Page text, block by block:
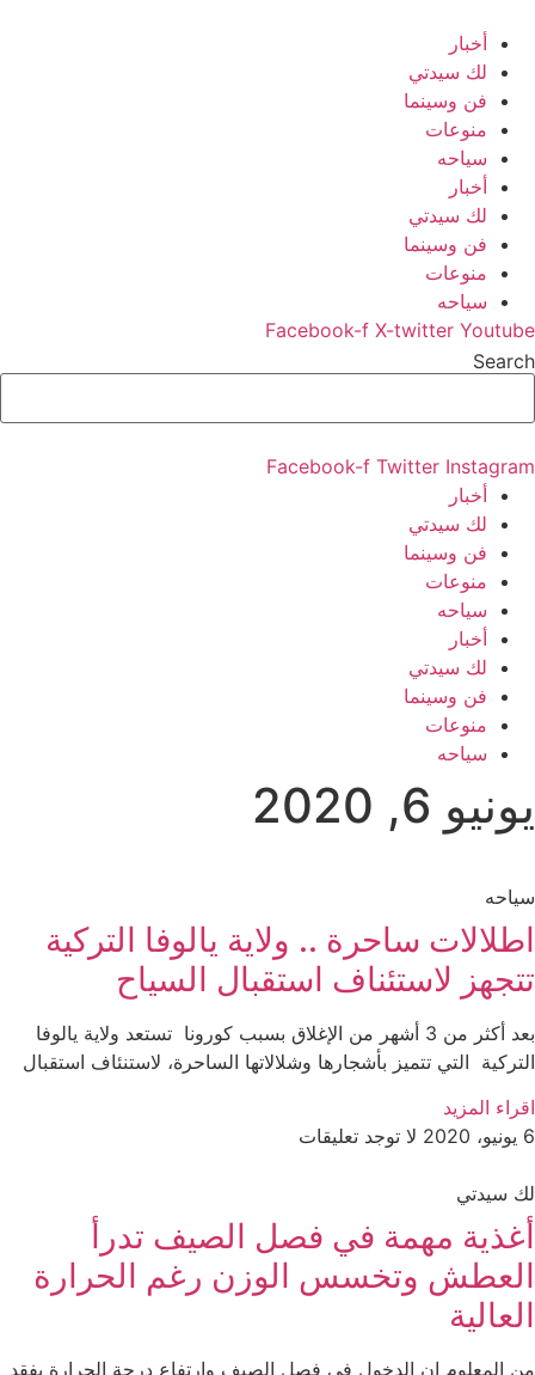
content
أخبار
لك سيدتي
فن وسينما
منوعات
سياحه
أخبار
لك سيدتي
فن وسينما
منوعات
سياحه
Facebook-f X-twitter Youtube
Search
Facebook-f Twitter Instagram
أخبار
لك سيدتي
فن وسينما
منوعات
سياحه
أخبار
لك سيدتي
فن وسينما
منوعات
سياحه
يونيو 6, 2020
سياحه
اطلالات ساحرة .. ولاية يالوفا التركية
تتجهز لاستئناف استقبال السياح
بعد أكثر من 3 أشهر من الإغلاق بسبب كورونا تستعد ولاية يالوفا
التركية التي تتميز بأشجارها وشلالاتها الساحرة، لاستنئاف استقبال
اقراء المزيد
6 يونيو، 2020
لا توجد تعليقات
لك سيدتي
أغذية مهمة في فصل الصيف تدرأ
العطش وتخسس الوزن رغم الحرارة
العالية
من المعلوم ان الدخول في فصل الصيف وارتفاع درجة الحرارة يفقد